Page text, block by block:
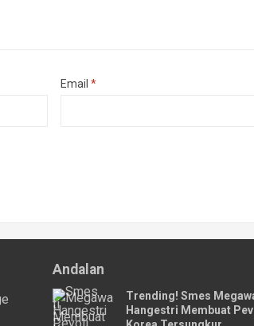
Email*
Andalan
Trending! Smes
Hangestri Membuat